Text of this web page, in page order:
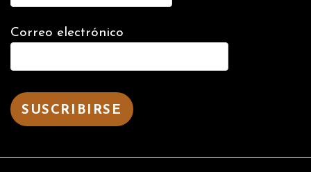
Correo electrónico